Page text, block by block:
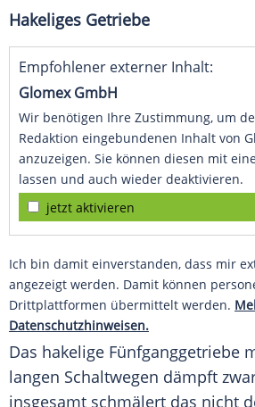
Hakeliges Getriebe
Empfohlener externer Inhalt:
Glomex GmbH
Wir benötigen Ihre Zustimmung, um
Redaktion eingebundenen Inhalt von
anzuzeigen. Sie können diesen mit
lassen und auch wieder deaktivieren.
jetzt aktivieren
Ich bin damit einverstanden, dass mir
angezeigt werden. Damit können
Drittplattformen übermittelt werden.
Datenschutzhinweisen.
Das hakelige Fünfganggetriebe
langen Schaltwegen dämpft
insgesamt schmälert das nicht